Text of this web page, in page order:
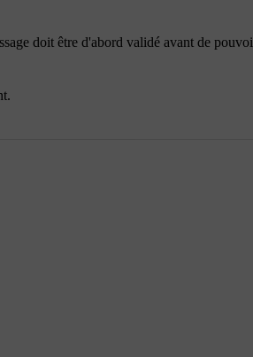
doit être d'abord validé avant de